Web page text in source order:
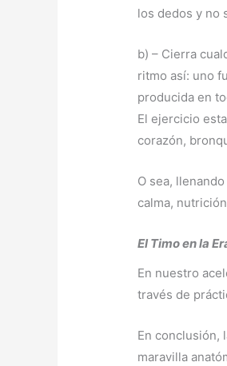
los dedos y no
b) – Cierra
ritmo así: uno
producida en
El ejercicio
corazón,
O sea,
calma,
El Timo en la
En nuestro
través de
En conclusión,
maravilla